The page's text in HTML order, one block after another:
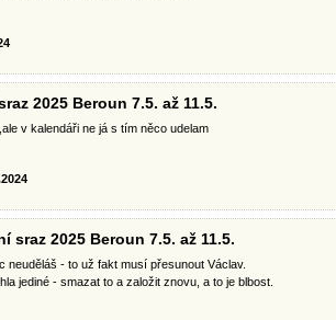
2025 Beroun 7.5. až 11.5.
v kalendáři ne já s tím něco udelam
sraz 2025 Beroun 7.5. až 11.5.
neuděláš - to už fakt musí přesunout Václav.
jediné - smazat to a založit znovu, a to je blbost.